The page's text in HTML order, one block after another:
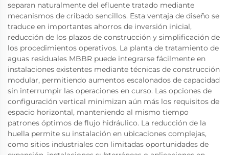
separan naturalmente del efluente tratado mediante
mecanismos de cribado sencillos. Esta ventaja de diseño se
traduce en importantes ahorros de inversión inicial,
reducción de los plazos de construcción y simplificación de
los procedimientos operativos. La planta de tratamiento de
aguas residuales MBBR puede integrarse fácilmente en
instalaciones existentes mediante técnicas de construcción
modular, permitiendo aumentos escalonados de capacidad
sin interrumpir las operaciones en curso. Las opciones de
configuración vertical minimizan aún más los requisitos de
espacio horizontal, manteniendo al mismo tiempo
patrones óptimos de flujo hidráulico. La reducción de la
huella permite su instalación en ubicaciones complejas,
como sitios industriales con limitadas oportunidades de